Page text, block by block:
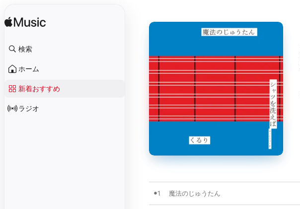
検索
ホーム
新着おすすめ
ラジオ
1 魔法のじゅうたん